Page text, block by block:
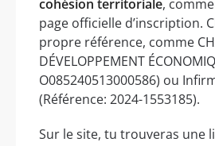
cohésion territoriale,
page officielle d’inscription.
propre référence, comme
DÉVELOPPEMENT
O085240513000586) ou
(Référence: 2024-1553185).
Sur le site, tu trouveras une